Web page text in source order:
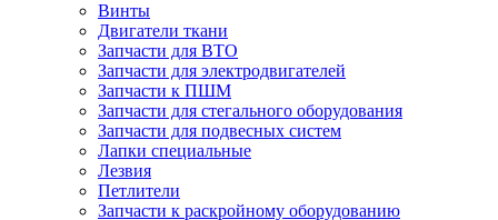
Винты
Двигатели ткани
Запчасти для ВТО
Запчасти для электродвигателей
Запчасти к ПШМ
Запчасти для стегального оборудования
Запчасти для подвесных систем
Лапки специальные
Лезвия
Петлители
Запчасти к раскройному оборудованию